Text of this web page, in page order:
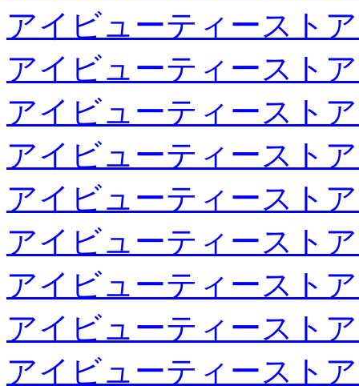
アイビューティースト
アイビューティースト
アイビューティースト
アイビューティースト
アイビューティースト
アイビューティースト
アイビューティースト
アイビューティースト
アイビューティースト